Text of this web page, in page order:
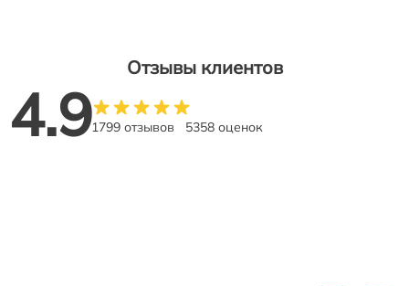
Отзывы клиентов
4.91799 отзывов 5358 оценок